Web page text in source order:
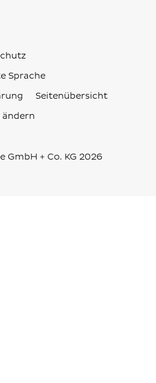
Sprache
Seitenübersicht
ändern
GmbH + Co. KG 2026